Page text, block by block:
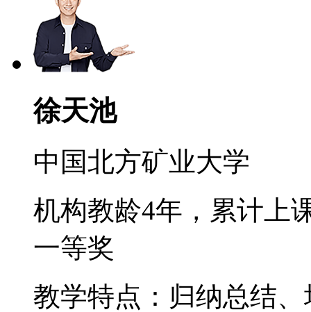
徐天池
中国北方矿业大学
机构教龄4年，累计上
一等奖
教学特点：归纳总结